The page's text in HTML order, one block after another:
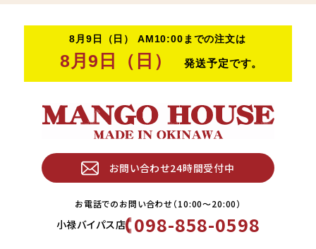
お問い合わせ24時間受付中
お電話でのお問い合わせ（10:00〜20:00）
小禄バイパス店 098-858-0598